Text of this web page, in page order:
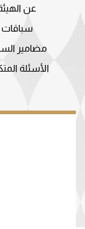
عن
سباقات
مضامير
الأسئلة